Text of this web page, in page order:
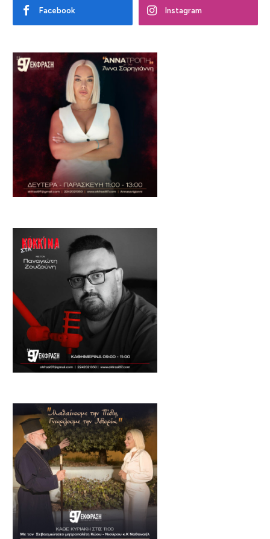
Facebook Instagram